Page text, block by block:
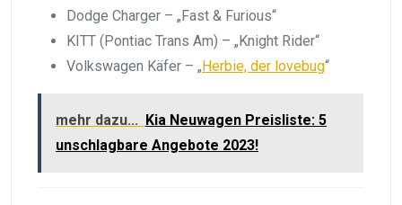
Dodge Charger – „Fast & Furious“
KITT (Pontiac Trans Am) – „Knight Rider“
Volkswagen Käfer – „Herbie, der lovebug“
mehr dazu... Kia Neuwagen Preisliste: 5
unschlagbare Angebote 2023!